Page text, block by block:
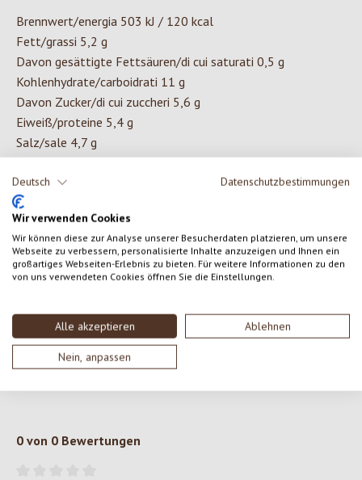
Deutsch Datenschutzbestimmungen
Wir verwenden Cookies
Wir können diese zur Analyse unserer Besucherdaten platzieren, um unsere
Webseite zu verbessern, personalisierte Inhalte anzuzeigen und Ihnen ein
großartiges Webseiten-Erlebnis zu bieten. Für weitere Informationen zu den
von uns verwendeten Cookies öffnen Sie die Einstellungen.
Alle akzeptieren Ablehnen
Nein, anpassen
Brennwert/energia 503 kJ / 120 kcal
Fett/grassi 5,2 g
Davon gesättigte Fettsäuren/di cui saturati 0,5 g
Kohlenhydrate/carboidrati 11 g
Davon Zucker/di cui zuccheri 5,6 g
Eiweiß/proteine 5,4 g
Salz/sale 4,7 g
ZUTATEN
Wasser, Meerrettich* (21%), Senfsaat*, Branntweinessig*,
Apfelessig*, Meersalz, Shoyu* (Sojasauce: Wasser, Sojabohnen*,
Weizen*, Meersalz, Aspergillus oryzae), Meerrettich-Wasabi
Apfeldicksaft*, Rapsöl*, Gewürze*, Spirulina*, Verdickungsmittel:
Guarkernmehl*, äth. Senföl
*aus kontrolliert biologischem Anbau.
0 von 0 Bewertungen